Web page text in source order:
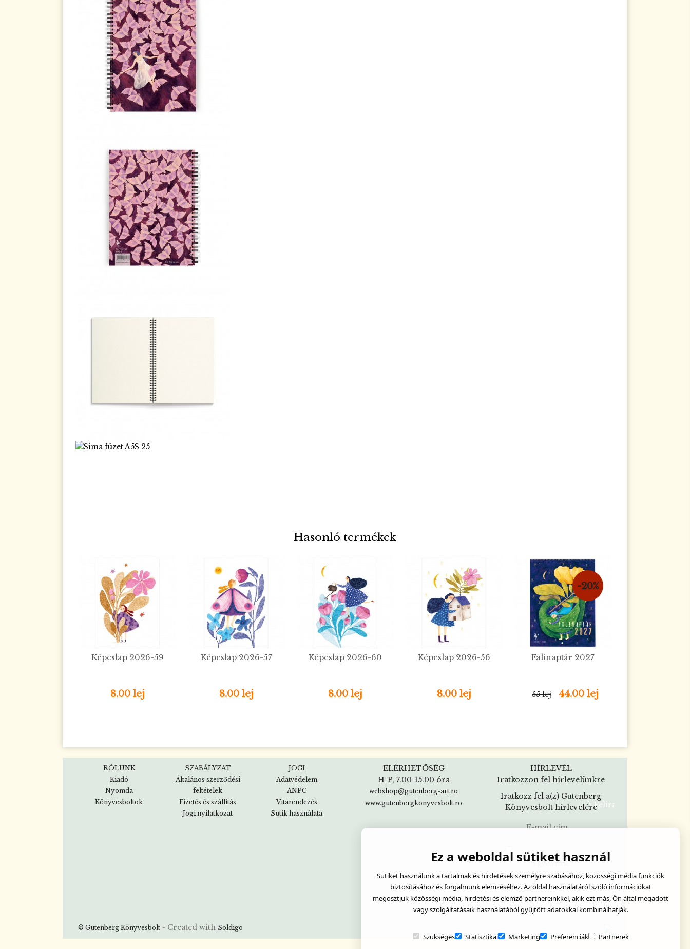
Hasonló termékek
Képeslap 2026-59
8.00 lej
Képeslap 2026-57
8.00 lej
Képeslap 2026-60
8.00 lej
Képeslap 2026-56
8.00 lej
-20%
Falinaptár 2027
55 lej 44.00 lej
RÓLUNK SZABÁLYZAT JOGI ELÉRHETŐSÉG HÍRLEVÉL
Kiadó
Nyomda
Könyvesboltok
Általános szerződési
feltételek
Fizetés és szállítás
Jogi nyilatkozat
Adatvédelem
ANPC
Vitarendezés
Sütik használata
H-P, 7.00-15.00 óra
webshop@gutenberg-art.ro
www.gutenbergkonyvesbolt.ro
Iratkozzon fel hírlevelünkre
Iratkozz fel a(z) Gutenberg
Könyvesbolt hírlevelére
Egyetértek:
Adatvédelmi tájékoztató
© Gutenberg Könyvesbolt - Created with Soldigo
Ez a weboldal sütiket használ
Sütiket használunk a tartalmak és hirdetések személyre szabásához, közösségi média funkciók
biztosításához és forgalmunk elemzéséhez. Az oldal használatáról szóló információkat
megosztjuk közösségi média, hirdetési és elemző partnereinkkel, akik ezt más, Ön által megadott
vagy szolgáltatásaik használatából gyűjtött adatokkal kombinálhatják.
Szükséges Statisztikai Marketing Preferenciák Partnerek